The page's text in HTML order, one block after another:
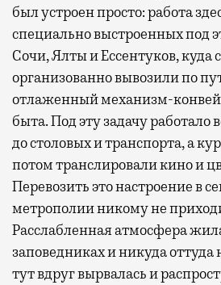
был устроен просто: работа
специально выстроенных под
Сочи, Ялты и Ессентуков, куда
организованно вывозили по
отлаженный механизм-
быта. Под эту задачу работало
до столовых и транспорта, а
потом транслировали кино и
Перевозить это настроение в
метрополии никому не
Расслабленная атмосфера
заповедниках и никуда оттуда
тут вдруг вырвалась и